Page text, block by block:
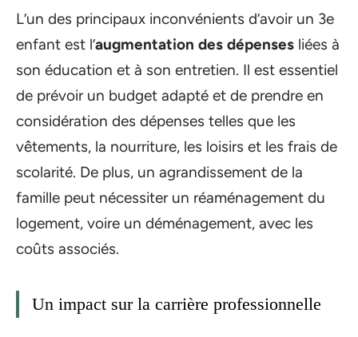
L’un des principaux inconvénients d’avoir un 3e
enfant est l’augmentation des dépenses liées à
son éducation et à son entretien. Il est essentiel
de prévoir un budget adapté et de prendre en
considération des dépenses telles que les
vêtements, la nourriture, les loisirs et les frais de
scolarité. De plus, un agrandissement de la
famille peut nécessiter un réaménagement du
logement, voire un déménagement, avec les
coûts associés.
Un impact sur la carrière professionnelle